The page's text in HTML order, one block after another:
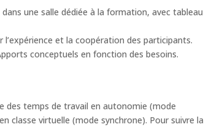
une salle dédiée à la formation, avec tableau
et la coopération des participants.
conceptuels en fonction des besoins.
des temps de travail en autonomie (mode
classe virtuelle (mode synchrone). Pour suivre la